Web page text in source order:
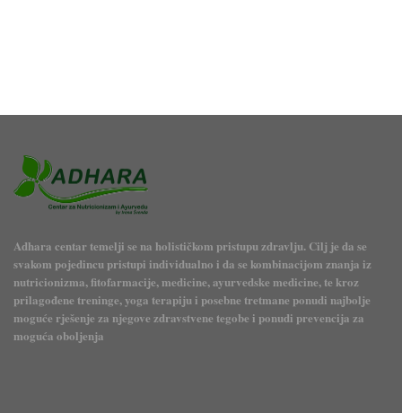
Adhara centar temelji se na holističkom pristupu zdravlju. Cilj je da se
svakom pojedincu pristupi individualno i da se kombinacijom znanja iz
nutricionizma, fitofarmacije, medicine, ayurvedske medicine, te kroz
prilagođene treninge, yoga terapiju i posebne tretmane ponudi najbolje
moguće rješenje za njegove zdravstvene tegobe i ponudi prevencija za
moguća oboljenja